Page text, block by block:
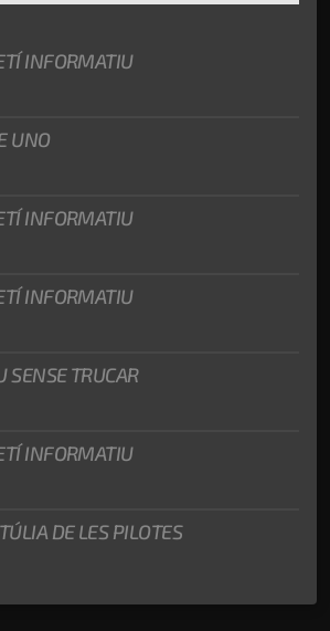
INFORMATIU
UNO
INFORMATIU
INFORMATIU
SENSE TRUCAR
INFORMATIU
DE LES PILOTES